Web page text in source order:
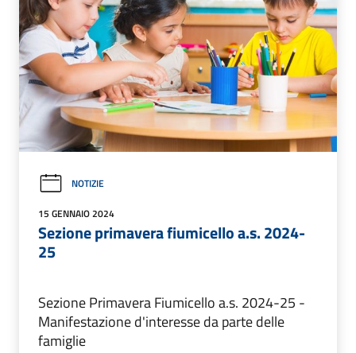
NOTIZIE
15 GENNAIO 2024
Sezione primavera fiumicello a.s. 2024-
25
Sezione Primavera Fiumicello a.s. 2024-25 -
Manifestazione d'interesse da parte delle
famiglie